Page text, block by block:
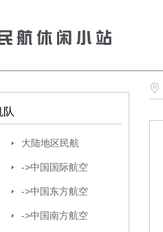
队
大陆地区民航
->中国国际航空
->中国东方航空
->中国南方航空